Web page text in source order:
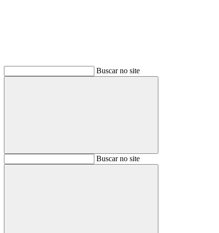
Buscar no site
BuscarBuscar no site